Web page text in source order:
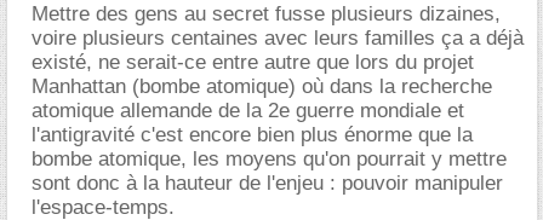
Mettre des gens au secret fusse plusieurs dizaines,
voire plusieurs centaines avec leurs familles ça a déjà
existé, ne serait-ce entre autre que lors du projet
Manhattan (bombe atomique) où dans la recherche
atomique allemande de la 2e guerre mondiale et
l'antigravité c'est encore bien plus énorme que la
bombe atomique, les moyens qu'on pourrait y mettre
sont donc à la hauteur de l'enjeu : pouvoir manipuler
l'espace-temps.